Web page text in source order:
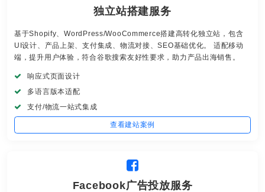
独立站搭建服务
基于Shopify、WordPress/WooCommerce搭建高转化独立站，包含
UI设计、产品上架、支付集成、物流对接、SEO基础优化。 适配移动
端，提升用户体验，符合谷歌搜索友好性要求，助力产品出海销售。
响应式页面设计
多语言版本适配
支付/物流一站式集成
查看建站案例
Facebook广告投放服务